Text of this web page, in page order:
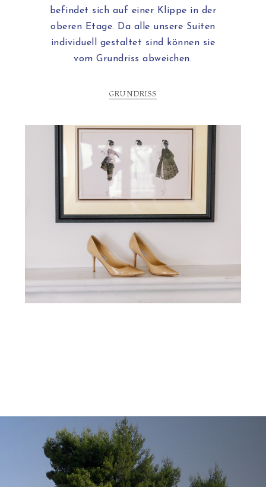
befindet sich auf einer Klippe in der
oberen Etage. Da alle unsere Suiten
individuell gestaltet sind können sie
vom Grundriss abweichen.
GRUNDRISS